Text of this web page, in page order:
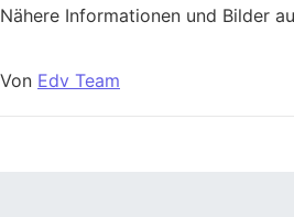
Nähere Informationen und Bilder
Von Edv Team